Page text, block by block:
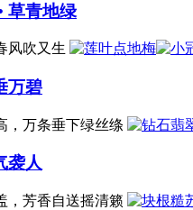
草青地绿
风吹又生
万碧
，万条垂下绿丝绦
袭人
，芳香自送摇清籁